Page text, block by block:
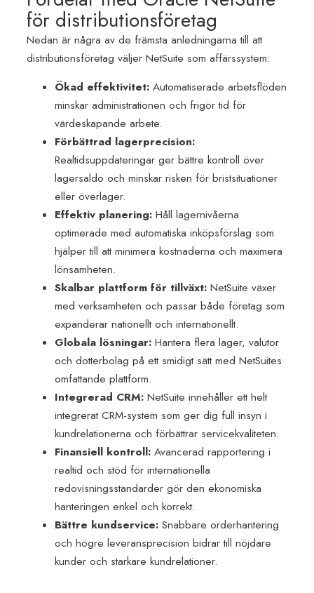
för distributionsföretag
Nedan är några av de främsta anledningarna till att
distributionsföretag väljer NetSuite som affärssystem:
Ökad effektivitet: Automatiserade arbetsflöden
minskar administrationen och frigör tid för
värdeskapande arbete.
Förbättrad lagerprecision:
Realtidsuppdateringar ger bättre kontroll över
lagersaldo och minskar risken för bristsituationer
eller överlager.
Effektiv planering:Håll lagernivåerna
optimerade med automatiska inköpsförslag som
hjälper till att minimera kostnaderna och maximera
lönsamheten.
Skalbar plattform för tillväxt: NetSuite växer
med verksamheten och passar både företag som
expanderar nationellt och internationellt.
Globala lösningar:Hantera flera lager, valutor
och dotterbolag på ett smidigt sätt med NetSuites
omfattande plattform.
Integrerad CRM:NetSuite innehåller ett helt
integrerat CRM-system som ger dig full insyn i
kundrelationerna och förbättrar servicekvaliteten.
Finansiell kontroll:Avancerad rapportering i
realtid och stöd för internationella
redovisningsstandarder gör den ekonomiska
hanteringen enkel och korrekt.
Bättre kundservice: Snabbare orderhantering
och högre leveransprecision bidrar till nöjdare
kunder och starkare kundrelationer.